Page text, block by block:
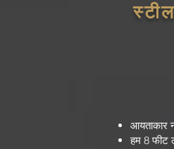
आयताकार
हम 8 फीट